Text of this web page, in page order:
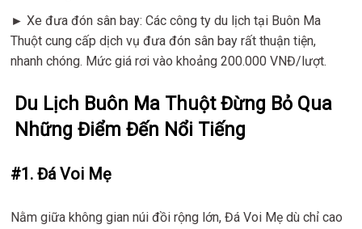
► Xe đưa đón sân bay: Các công ty du lịch tại Buôn Ma
Thuột cung cấp dịch vụ đưa đón sân bay rất thuận tiện,
nhanh chóng. Mức giá rơi vào khoảng 200.000 VNĐ/lượt.
Du Lịch Buôn Ma Thuột Đừng Bỏ Qua
Những Điểm Đến Nổi Tiếng
#1. Đá Voi Mẹ
Nằm giữa không gian núi đồi rộng lớn, Đá Voi Mẹ dù chỉ cao